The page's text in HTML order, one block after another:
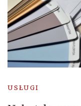
USŁUGI